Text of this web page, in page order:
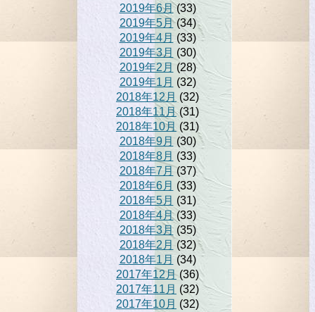
2019年6月(33)
2019年5月(34)
2019年4月(33)
2019年3月 (30)
2019年2月 (28)
2019年1月 (32)
2018年12月 (32)
2018年11月(31)
2018年10月 (31)
2018年9月 (30)
2018年8月 (33)
2018年7月 (37)
2018年6月 (33)
2018年5月 (31)
2018年4月(33)
2018年3月(35)
2018年2月 (32)
2018年1月(34)
2017年12月 (36)
2017年11月 (32)
2017年10月 (32)